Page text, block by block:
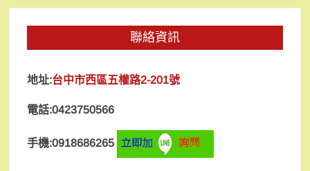
聯絡資訊
地址:台中市西區五權路2-201號
電話:0423750566
手機:0918686265